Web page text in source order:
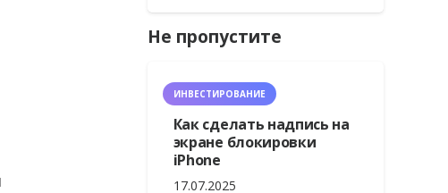
Не пропустите
ИНВЕСТИРОВАНИЕ
Как сделать надпись на
экране блокировки
iPhone
17.07.2025